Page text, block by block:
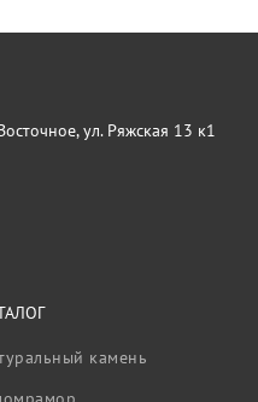
ул. Ряжская 13 к1
камень